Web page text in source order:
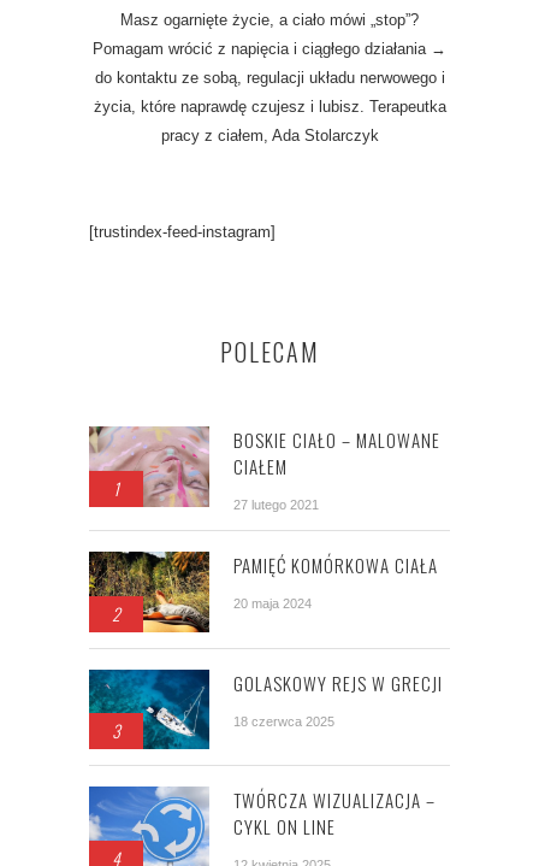
Masz ogarnięte życie, a ciało mówi „stop”?
Pomagam wrócić z napięcia i ciągłego działania →
do kontaktu ze sobą, regulacji układu nerwowego i
życia, które naprawdę czujesz i lubisz. Terapeutka
pracy z ciałem, Ada Stolarczyk
[trustindex-feed-instagram]
POLECAM
1
BOSKIE CIAŁO – MALOWANE
CIAŁEM
27 lutego 2021
2
PAMIĘĆ KOMÓRKOWA CIAŁA
20 maja 2024
3
GOLASKOWY REJS W GRECJI
18 czerwca 2025
4
TWÓRCZA WIZUALIZACJA –
CYKL ON LINE